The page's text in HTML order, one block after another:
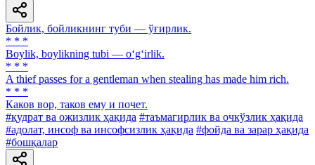
Бойлик, бойликнинг туби — ўғирлик.
* * *
Boylik, boylikning tubi — o‘g‘irlik.
* * *
A thief passes for a gentleman when stealing has made him rich.
* * *
Каков вор, таков ему и почет.
#қудрат ва ожизлик ҳақида #таъмагирлик ва очкўзлик ҳақида
#адолат, инсоф ва инсофсизлик ҳақида #фойда ва зарар ҳақида
#бошқалар